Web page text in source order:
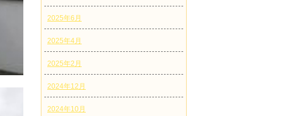
2025年6月
2025年4月
2025年2月
2024年12月
2024年10月